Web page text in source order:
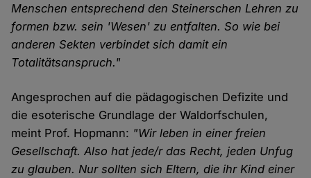
Menschen entsprechend den Steinerschen Lehren zu
formen bzw. sein 'Wesen' zu entfalten. So wie bei
anderen Sekten verbindet sich damit ein
Totalitätsanspruch."
Angesprochen auf die pädagogischen Defizite und
die esoterische Grundlage der Waldorfschulen,
meint Prof. Hopmann: "Wir leben in einer freien
Gesellschaft. Also hat jede/r das Recht, jeden Unfug
zu glauben. Nur sollten sich Eltern, die ihr Kind einer